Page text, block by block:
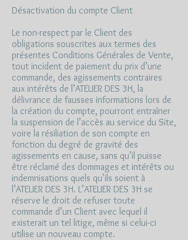
Désactivation du compte Client
Le non-respect par le Client des
obligations souscrites aux termes des
présentes Conditions Générales de Vente,
tout incident de paiement du prix d’une
commande, des agissements contraires
aux intérêts de l’ATELIER DES 3H, la
délivrance de fausses informations lors de
la création du compte, pourront entraîner
la suspension de l’accès au service du Site,
voire la résiliation de son compte en
fonction du degré de gravité des
agissements en cause, sans qu’il puisse
être réclamé des dommages et intérêts ou
indemnisations quels qu’ils soient à
l’ATELIER DES 3H. L’ATELIER DES 3H se
réserve le droit de refuser toute
commande d’un Client avec lequel il
existerait un tel litige, même si celui-ci
utilise un nouveau compte.